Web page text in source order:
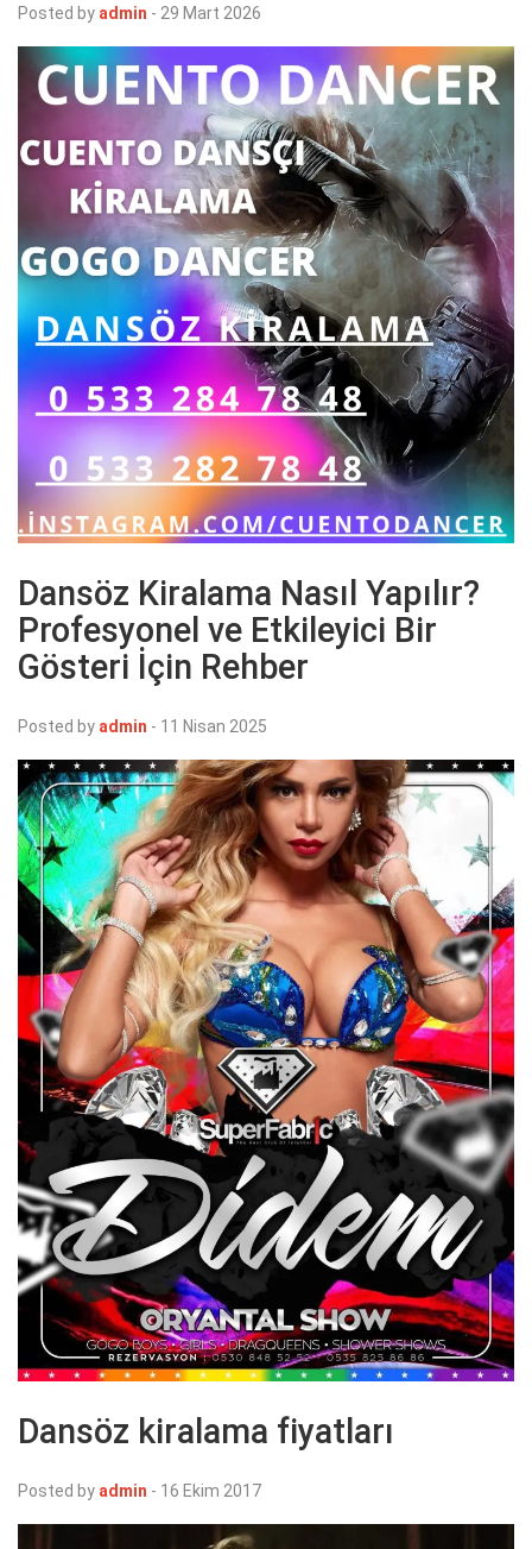
Posted by admin - 29 Mart 2026
Dansöz Kiralama Nasıl Yapılır?
Profesyonel ve Etkileyici Bir
Gösteri İçin Rehber
Posted by admin - 11 Nisan 2025
Dansöz kiralama fiyatları
Posted by admin - 16 Ekim 2017